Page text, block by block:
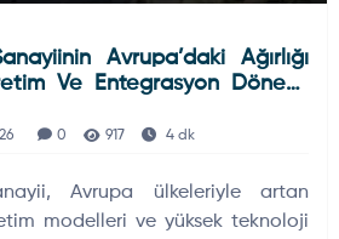
Avrupa’daki Ağırlığı
Ve Entegrasyon Dönemi
0 917 4 dk
Avrupa ülkeleriyle artan
modelleri ve yüksek teknoloji